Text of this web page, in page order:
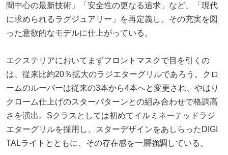
間中心の最新技術」「安全性の更なる追求」など、「現代
に求められるラグジュアリー」を再定義し、その充実を図
った意欲的なモデルに仕上がっている。
エクステリアにおいてまずフロントマスクで目を引くの
は、従来比約20％拡大のラジエターグリルであろう。クロ
ームのルーバーは従来の3本から4本へと変更され、やはり
クローム仕上げのスターパターンとの組み合わせで格調高
さを演出。Sクラスとしては初めてイルミネーテッドラジ
エターグリルを採用し、スターデザインをあしらったDIGI
TALライトとともに、その存在感を一層強調している。